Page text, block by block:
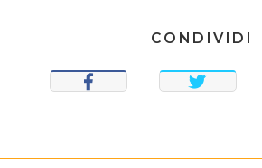
CONDIVIDI
CONDIVIDI TWEET